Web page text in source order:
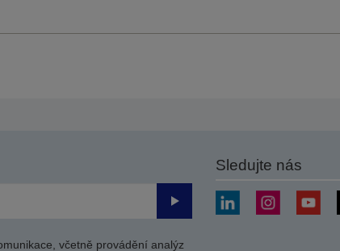
Odeslat
včetně provádění analýz
Sledujte nás